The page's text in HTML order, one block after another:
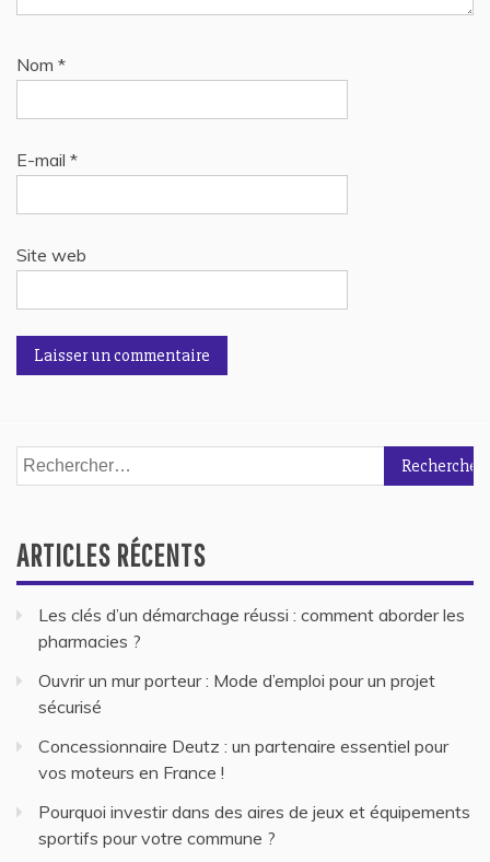
Nom *
E-mail *
Site web
Rechercher :
ARTICLES RÉCENTS
Les clés d’un démarchage réussi : comment aborder les
pharmacies ?
Ouvrir un mur porteur : Mode d’emploi pour un projet
sécurisé
Concessionnaire Deutz : un partenaire essentiel pour
vos moteurs en France !
Pourquoi investir dans des aires de jeux et équipements
sportifs pour votre commune ?